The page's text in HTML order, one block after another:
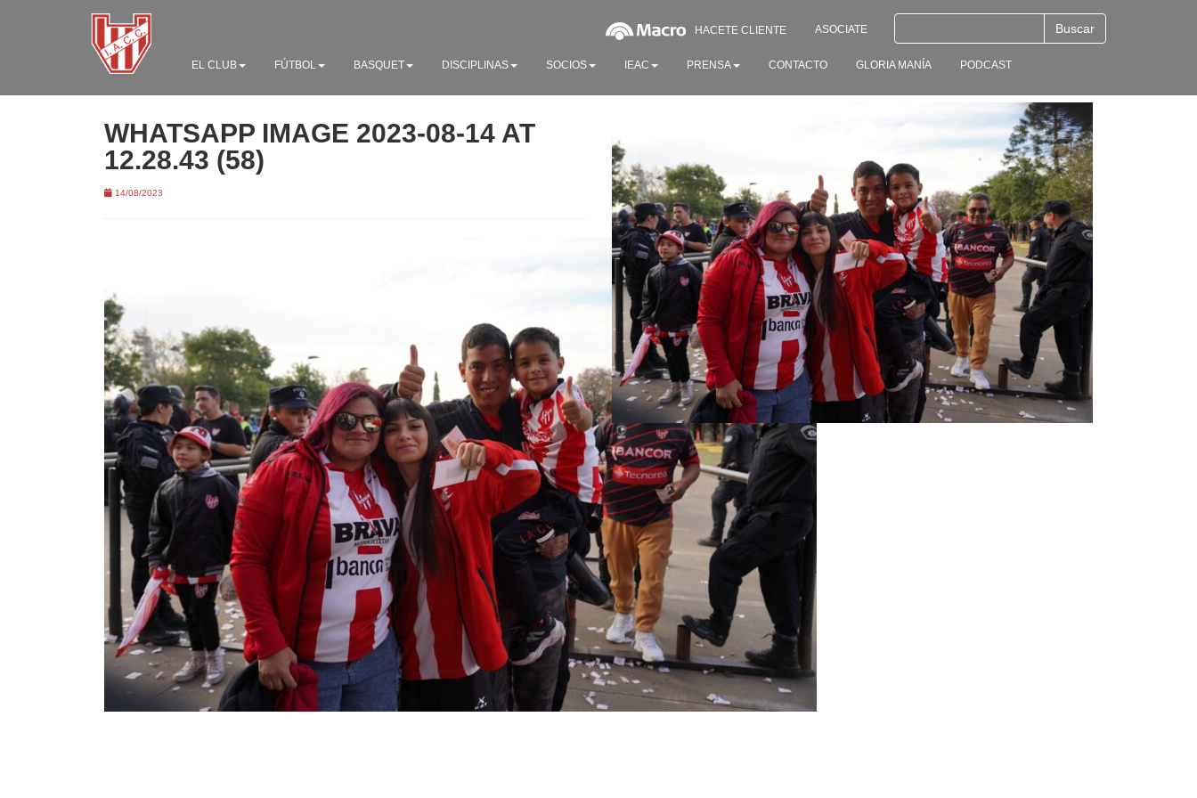
HACETE CLIENTE ASOCIATE
EL CLUB FÚTBOL BASQUET DISCIPLINAS SOCIOS IEAC PRENSA CONTACTO GLORIA MANÍA PODCAST
WHATSAPP IMAGE 2023-08-14 AT
12.28.43 (58)
14/08/2023